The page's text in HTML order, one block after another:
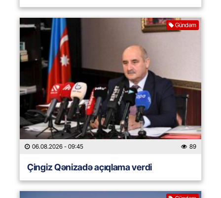
Gündəm
06.08.2026 - 09:45 89
Çingiz Qənizadə açıqlama verdi